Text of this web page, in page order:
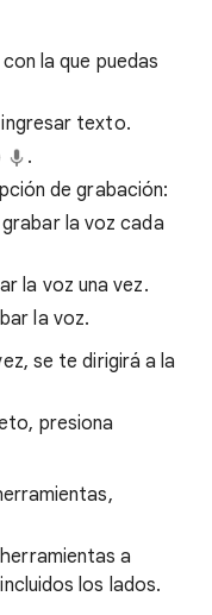
la que puedas
ingresar texto.
.
de grabación:
la voz cada
la voz una vez.
la voz.
se te dirigirá a la
presiona
a
los lados.